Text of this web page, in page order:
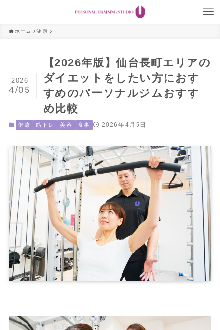
ホーム 健康
【2026年版】仙台長町エリアの
ダイエットをしたい方におす
すめのパーソナルジムおすす
め比較
2026
4/05
健康 筋トレ 美容 食事 2026年4月5日